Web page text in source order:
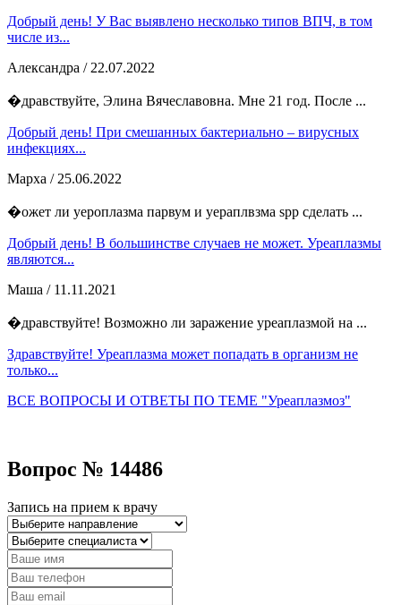
Добрый день! У Вас выявлено несколько типов ВПЧ, в том
числе из...
Александра / 22.07.2022
�дравствуйте, Элина Вячеславовна. Мне 21 год. После ...
Добрый день! При смешанных бактериально – вирусных
инфекциях...
Марха / 25.06.2022
�ожет ли уероплазма парвум и уераплвзма spp сделать ...
Добрый день! В большинстве случаев не может. Уреаплазмы
являются...
Маша / 11.11.2021
�дравствуйте! Возможно ли заражение уреаплазмой на ...
Здравствуйте! Уреаплазма может попадать в организм не
только...
ВСЕ ВОПРОСЫ И ОТВЕТЫ ПО ТЕМЕ "Уреаплазмоз"
Вопрос № 14486
Запись на прием к врачу